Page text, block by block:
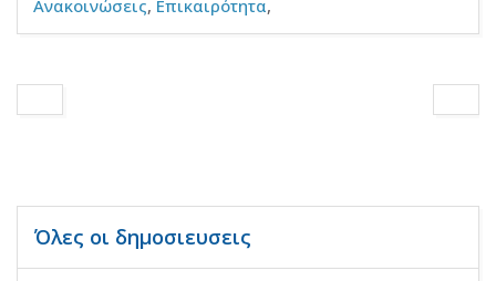
Ανακοινώσεις, Επικαιρότητα,
Όλες οι δημοσιευσεις